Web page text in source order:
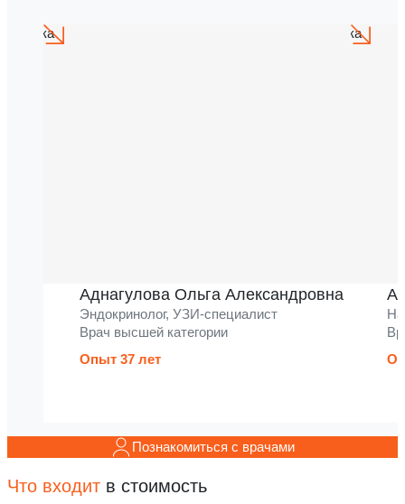
Аднагулова Ольга Александровна
Эндокринолог, УЗИ-специалист
Врач высшей категории
Опыт 37 лет
Познакомиться с врачами
Что входит в стоимость